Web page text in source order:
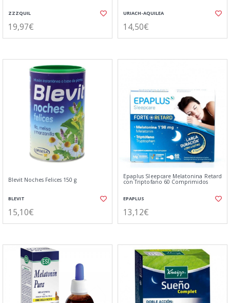
ZZZQUIL
19,97€
URIACH-AQUILEA
14,50€
Blevit Noches Felices 150 g
BLEVIT
15,10€
Epaplus Sleepcare Melatonina Retard
con Triptofano 60 Comprimidos
EPAPLUS
13,12€